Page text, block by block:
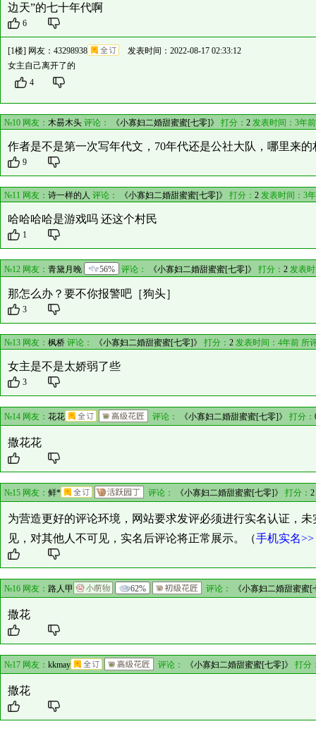
边天”的七十年代啊
6
[1楼] 网友： 43298938
发表时间：2022-08-17 02:33:12
女主自己离开了的
4
№10 网友： 木昜木头 评论： 《小寡妇二婚甜蜜蜜[七零]》 打分： 2 发表时间：3年
作者是不是第一次写年代文，70年代还是公社大队，哪里来的
9
№11 网友： 诗一样的人 评论： 《小寡妇二婚甜蜜蜜[七零]》 打分： 2 发表时间：3
哈哈哈哈是游戏吗 还这个村民
1
№12 网友： 青黛月晚 56% 评论： 《小寡妇二婚甜蜜蜜[七零]》 打分： 2 发表
那怎么办？要不你报警吧［狗头］
3
№13 网友： 枫桥 评论： 《小寡妇二婚甜蜜蜜[七零]》 打分： 2 发表时间：4年前 所
女主是不是太娇弱了些
3
№14 网友： 花花 评论： 《小寡妇二婚甜蜜蜜[七零]》 打分：
撒花花
№15 网友： 鲜* 评论： 《小寡妇二婚甜蜜蜜[七零]》 打分： 2
为营造更好的评论环境，网站要求发评必须进行实名认证，
见，对其他人不可见，实名后评论将正常展示。（手机实名>>
№16 网友： 路人甲 62% 评论： 《小寡妇二婚甜蜜蜜[
撒花
№17 网友： kkmay 评论： 《小寡妇二婚甜蜜蜜[七零]》 打分
撒花